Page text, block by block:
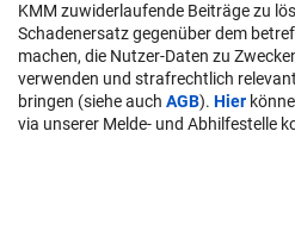
KMM zuwiderlaufende Beiträge zu
Schadenersatz gegenüber dem
machen, die Nutzer-Daten zu
verwenden und strafrechtlich
bringen (siehe auch AGB). Hier
via unserer Melde- und Abhilfestelle